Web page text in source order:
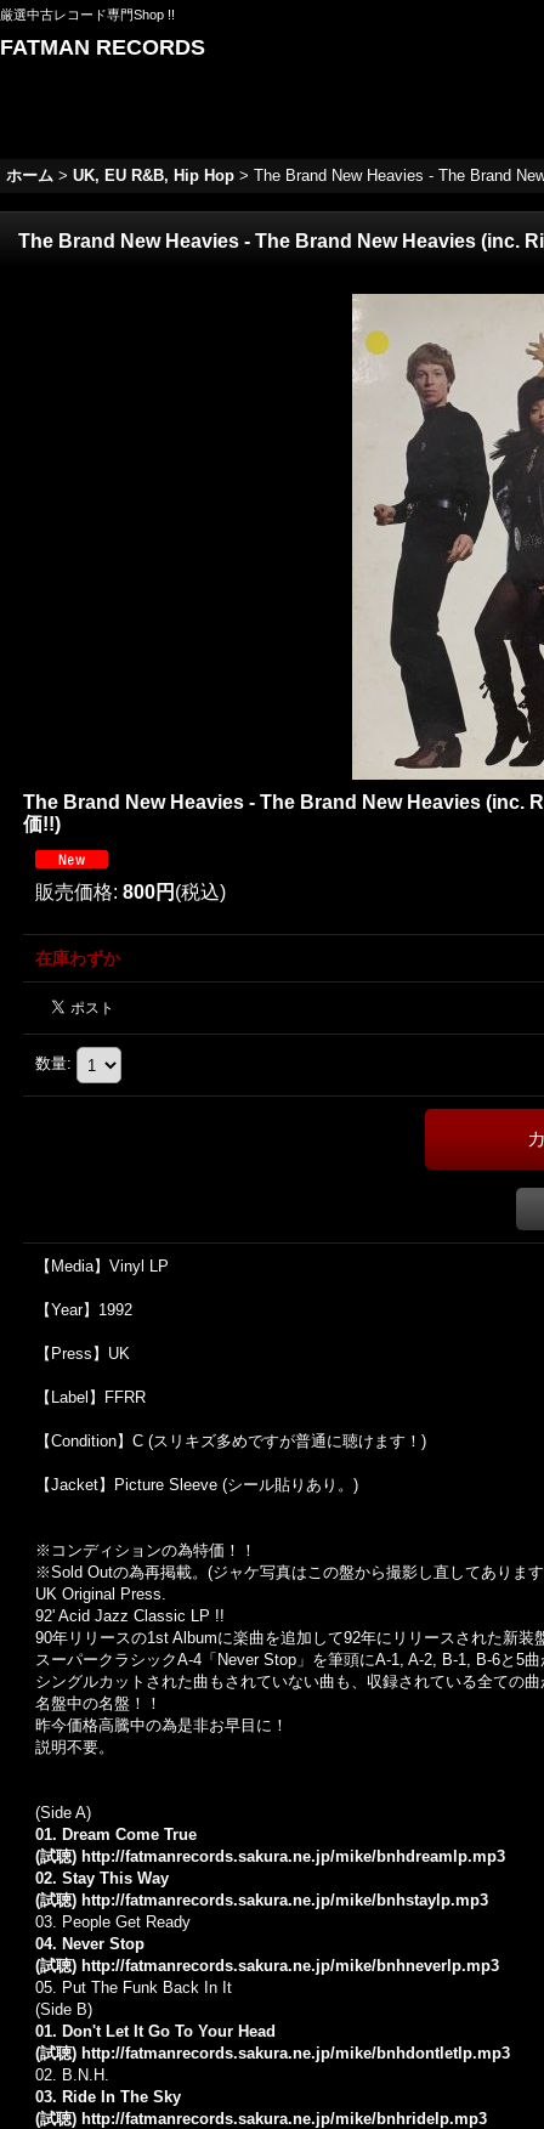
厳選中古レコード専門Shop !!
FATMAN RECORDS
ホーム > UK, EU R&B, Hip Hop > The Brand New Heavies - The Brand
The Brand New Heavies - The Brand New Heavies (inc.
The Brand New Heavies - The Brand New Heavies (inc.
価!!)
販売価格: 800円 (税込)
在庫わずか
数量:
【Media】Vinyl LP
【Year】1992
【Press】UK
【Label】FFRR
【Condition】C (スリキズ多めですが普通に聴けます！)
【Jacket】Picture Sleeve (シール貼りあり。)
※コンディションの為特価！！
※Sold Outの為再掲載。 (ジャケ写真はこの盤から撮影し直してありま
UK Original Press.
92' Acid Jazz Classic LP !!
90年リリースの1st Albumに楽曲を追加して92年にリリースされた新装
スーパークラシックA-4「Never Stop」を筆頭にA-1, A-2, B-1, B-6と5
シングルカットされた曲もされていない曲も、収録されている全ての
名盤中の名盤！！
昨今価格高騰中の為是非お早目に！
説明不要。
(Side A)
01. Dream Come True
(試聴) http://fatmanrecords.sakura.ne.jp/mike/bnhdreamlp.mp3
02. Stay This Way
(試聴) http://fatmanrecords.sakura.ne.jp/mike/bnhstaylp.mp3
03. People Get Ready
04. Never Stop
(試聴) http://fatmanrecords.sakura.ne.jp/mike/bnhneverlp.mp3
05. Put The Funk Back In It
(Side B)
01. Don't Let It Go To Your Head
(試聴) http://fatmanrecords.sakura.ne.jp/mike/bnhdontletlp.mp3
02. B.N.H.
03. Ride In The Sky
(試聴) http://fatmanrecords.sakura.ne.jp/mike/bnhridelp.mp3